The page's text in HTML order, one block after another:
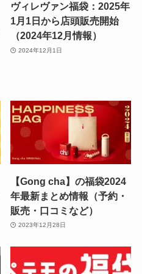
ヴィレヴァン福袋：2025年
1月1日から店頭販売開始
（2024年12月情報）
2024年12月1日
【Gong cha】の福袋2024
年最新まとめ情報（予約・
販売・口コミなど）
2023年12月28日